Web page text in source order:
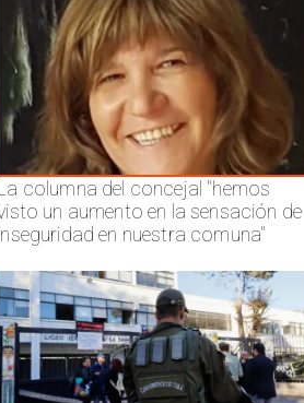
columna del concejal "hemos
un aumento en la sensación de
en nuestra comuna"